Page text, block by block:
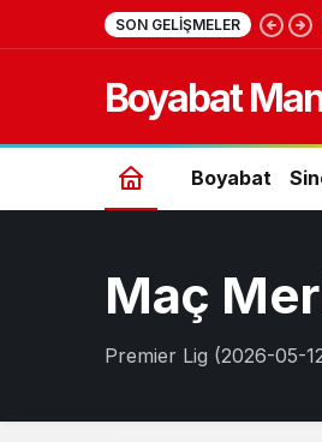
SON GELIŞMELER
Boyabat
Boyabat
Maç
Premier Lig (2026-05-